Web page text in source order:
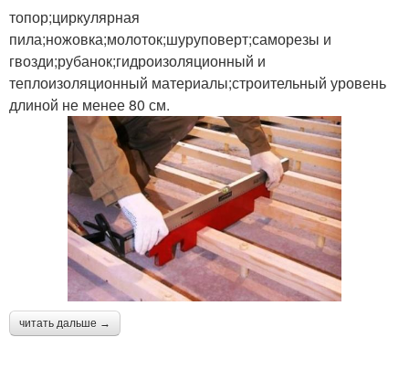
топор;циркулярная
пила;ножовка;молоток;шуруповерт;саморезы и
гвозди;рубанок;гидроизоляционный и
теплоизоляционный материалы;строительный уровень
длиной не менее 80 см.
читать дальше →